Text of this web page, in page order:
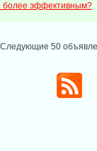
более эффективным?
Следующие 50